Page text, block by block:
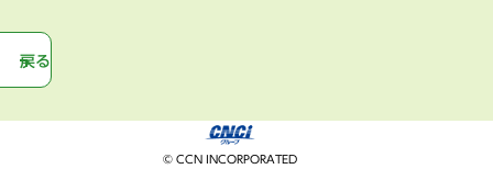
戻る
© CCN INCORPORATED